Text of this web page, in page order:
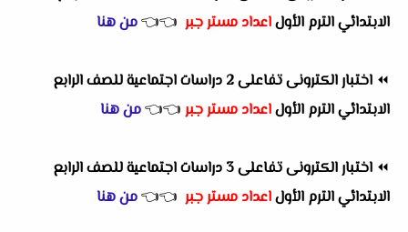
الابتدائي الترم الأولاعداد مستر جبر 👈
👈من هنا
⏪
اختبار الكترونى تفاعلى 2 دراسات اجتماعية للصف الرابع
الابتدائي الترم الأولاعداد مستر جبر 👈
👈من هنا
⏪
اختبار الكترونى تفاعلى 3 دراسات اجتماعية للصف الرابع
الابتدائي الترم الأولاعداد مستر جبر 👈
👈من هنا